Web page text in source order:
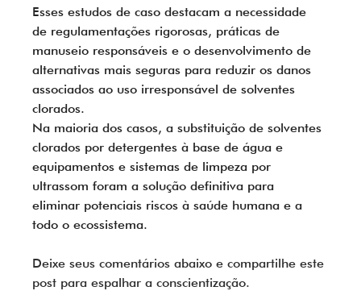
Esses estudos de caso destacam a necessidade
de regulamentações rigorosas, práticas de
manuseio responsáveis e o desenvolvimento de
alternativas mais seguras para reduzir os danos
associados ao uso irresponsável de solventes
clorados.
Na maioria dos casos, a substituição de solventes
clorados por detergentes à base de água e
equipamentos e sistemas de limpeza por
ultrassom foram a solução definitiva para
eliminar potenciais riscos à saúde humana e a
todo o ecossistema.
Deixe seus comentários abaixo e compartilhe este
post para espalhar a conscientização.